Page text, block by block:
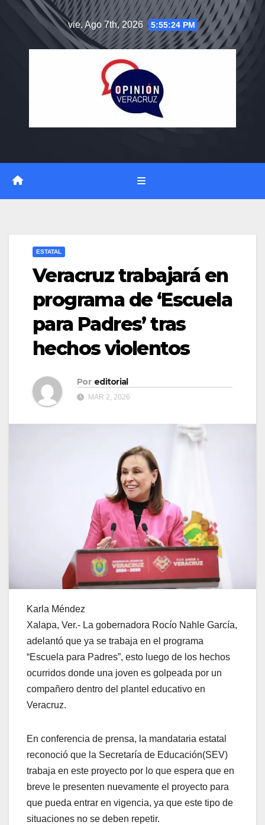
vie. Ago 7th, 2026 5:55:24 PM
ESTATAL
Veracruz trabajará en
programa de ‘Escuela
para Padres’ tras
hechos violentos
Por editorial
MAR 2, 2026
Karla Méndez
Xalapa, Ver.- La gobernadora Rocío Nahle García,
adelantó que ya se trabaja en el programa
“Escuela para Padres”, esto luego de los hechos
ocurridos donde una joven es golpeada por un
compañero dentro del plantel educativo en
Veracruz.
En conferencia de prensa, la mandataria estatal
reconoció que la Secretaría de Educación(SEV)
trabaja en este proyecto por lo que espera que en
breve le presenten nuevamente el proyecto para
que pueda entrar en vigencia, ya que este tipo de
situaciones no se deben repetir.